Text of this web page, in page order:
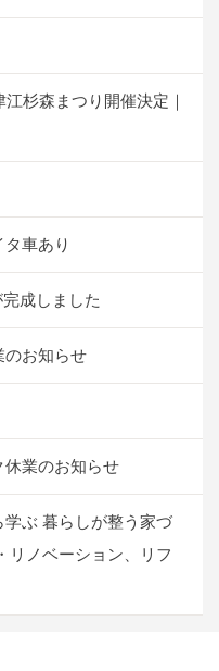
杉森まつり開催決定｜
車あり
成しました
のお知らせ
休業のお知らせ
ぶ 暮らしが整う家づ
リノベーション、リフ